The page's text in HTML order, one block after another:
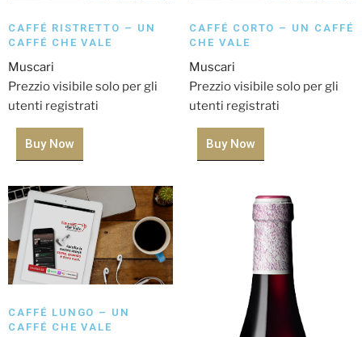
CAFFÉ RISTRETTO – UN
CAFFÉ CHE VALE
Muscari
Prezzio visibile solo per gli
utenti registrati
Buy Now
CAFFÉ CORTO – UN CAFFÉ
CHE VALE
Muscari
Prezzio visibile solo per gli
utenti registrati
Buy Now
CAFFÉ LUNGO – UN
CAFFÉ CHE VALE